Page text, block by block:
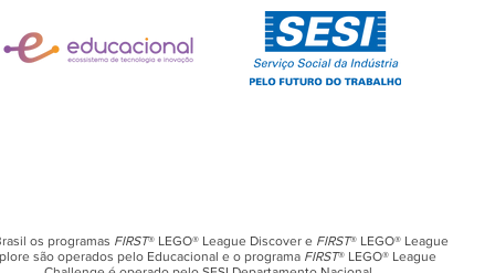
os programas FIRST® LEGO® League Discover e FIRST® LEGO® League
são operados pelo Educacional e o programa FIRST® LEGO® League